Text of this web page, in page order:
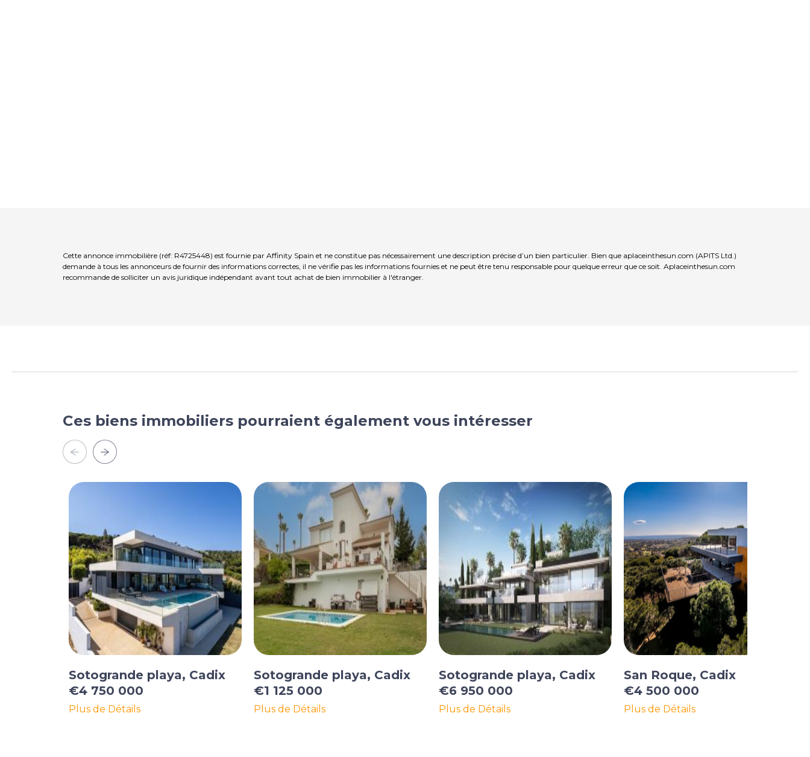
Cette annonce immobilière (réf: R4725448) est fournie par Affinity Spain et ne constitue pas nécessairement une description précise d’un bien particulier. Bien que aplaceinthesun.com (APITS Ltd.)
demande à tous les annonceurs de fournir des informations correctes, il ne vérifie pas les informations fournies et ne peut être tenu responsable pour quelque erreur que ce soit. Aplaceinthesun.com
recommande de solliciter un avis juridique indépendant avant tout achat de bien immobilier à l'étranger.
Ces biens immobiliers pourraient également vous intéresser
Sotogrande playa, Cadix
€4 750 000
Plus de Détails
Sotogrande playa, Cadix
€1 125 000
Plus de Détails
Sotogrande playa, Cadix
€6 950 000
Plus de Détails
San Roque, Cadix
€4 500 000
Plus de Détails